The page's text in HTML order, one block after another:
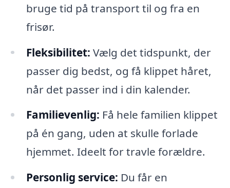
bruge tid på transport til og fra en
frisør.
Fleksibilitet: Vælg det tidspunkt, der
passer dig bedst, og få klippet håret,
når det passer ind i din kalender.
Familievenlig: Få hele familien klippet
på én gang, uden at skulle forlade
hjemmet. Ideelt for travle forældre.
Personlig service: Du får en